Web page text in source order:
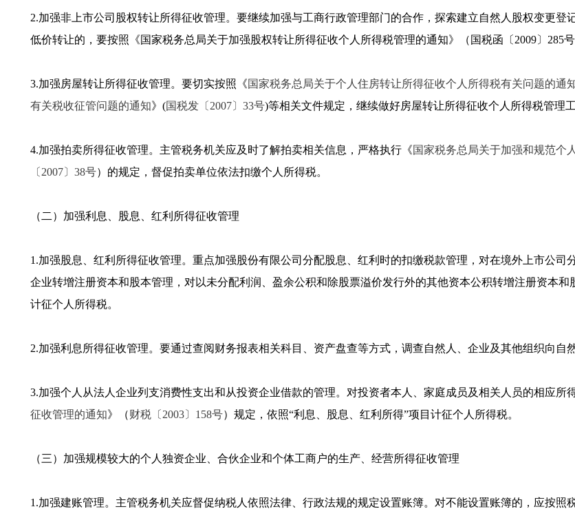
2.加强非上市公司股权转让所得征收管理。要继续加强与工商行政管理部门的合作，探索建立自然人股权变更
低价转让的，要按照《国家税务总局关于加强股权转让所得征收个人所得税管理的通知》（国税函〔2009〕285号
3.加强房屋转让所得征收管理。要切实按照《国家税务总局关于个人住房转让所得征收个人所得税有关问题的通
有关税收征管问题的通知》(国税发〔2007〕33号)等相关文件规定，继续做好房屋转让所得征收个人所得税管理工
4.加强拍卖所得征收管理。主管税务机关应及时了解拍卖相关信息，严格执行《国家税务总局关于加强和规范个
〔2007〕38号）的规定，督促拍卖单位依法扣缴个人所得税。
（二）加强利息、股息、红利所得征收管理
1.加强股息、红利所得征收管理。重点加强股份有限公司分配股息、红利时的扣缴税款管理，对在境外上市公
企业转增注册资本和股本管理，对以未分配利润、盈余公积和除股票溢价发行外的其他资本公积转增注册资本
计征个人所得税。
2.加强利息所得征收管理。要通过查阅财务报表相关科目、资产盘查等方式，调查自然人、企业及其他组织向自
3.加强个人从法人企业列支消费性支出和从投资企业借款的管理。对投资者本人、家庭成员及相关人员的相应所
征收管理的通知》（财税〔2003〕158号）规定，依照“利息、股息、红利所得”项目计征个人所得税。
（三）加强规模较大的个人独资企业、合伙企业和个体工商户的生产、经营所得征收管理
1.加强建账管理。主管税务机关应督促纳税人依照法律、行政法规的规定设置账簿。对不能设置账簿的，应按照